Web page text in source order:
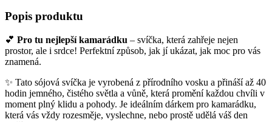
Popis produktu
💕 Pro tu nejlepší kamarádku – svíčka, která zahřeje nejen
prostor, ale i srdce! Perfektní způsob, jak jí ukázat, jak moc pro vás
znamená.
✨ Tato sójová svíčka je vyrobená z přírodního vosku a přináší až 40
hodin jemného, čistého světla a vůně, která promění každou chvíli v
moment plný klidu a pohody. Je ideálním dárkem pro kamarádku,
která vás vždy rozesměje, vyslechne, nebo prostě udělá váš den